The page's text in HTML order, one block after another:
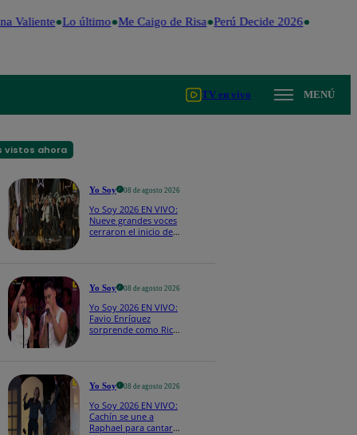
Valiente Lo último Me Caigo de Risa Perú Decide 2026 Fútbol
TV en vivo MENÚ
vistos ahora
Yo Soy 08 de agosto 2026
Yo Soy 2026 EN VIVO:
Nueve grandes voces
cerraron el inicio de
Yo Soy 08 de agosto 2026
Yo Soy 2026 EN VIVO:
Favio Enríquez
sorprende como Ricky
Yo Soy 08 de agosto 2026
Yo Soy 2026 EN VIVO:
Cachín se une a
Raphael para cantar